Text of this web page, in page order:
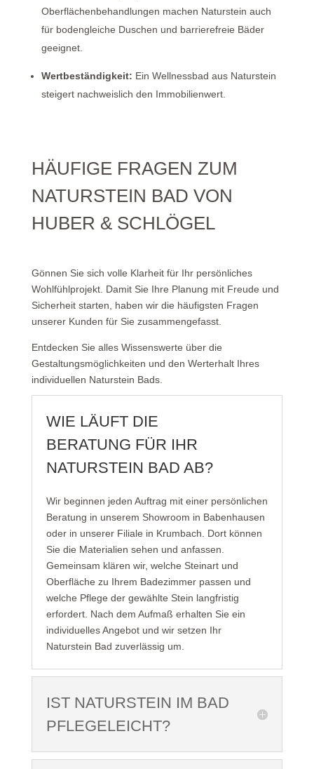
Oberflächenbehandlungen machen Naturstein auch
für bodengleiche Duschen und barrierefreie Bäder
geeignet.
Wertbeständigkeit: Ein Wellnessbad aus Naturstein
steigert nachweislich den Immobilienwert.
HÄUFIGE FRAGEN ZUM
NATURSTEIN BAD VON
HUBER & SCHLÖGEL
Gönnen Sie sich volle Klarheit für Ihr persönliches
Wohlfühlprojekt. Damit Sie Ihre Planung mit Freude und
Sicherheit starten, haben wir die häufigsten Fragen
unserer Kunden für Sie zusammengefasst.
Entdecken Sie alles Wissenswerte über die
Gestaltungsmöglichkeiten und den Werterhalt Ihres
individuellen Naturstein Bads.
WIE LÄUFT DIE
BERATUNG FÜR IHR
NATURSTEIN BAD AB?
Wir beginnen jeden Auftrag mit einer persönlichen
Beratung in unserem Showroom in Babenhausen
oder in unserer Filiale in Krumbach. Dort können
Sie die Materialien sehen und anfassen.
Gemeinsam klären wir, welche Steinart und
Oberfläche zu Ihrem Badezimmer passen und
welche Pflege der gewählte Stein langfristig
erfordert. Nach dem Aufmaß erhalten Sie ein
individuelles Angebot und wir setzen Ihr
Naturstein Bad zuverlässig um.
IST NATURSTEIN IM BAD
PFLEGELEICHT?